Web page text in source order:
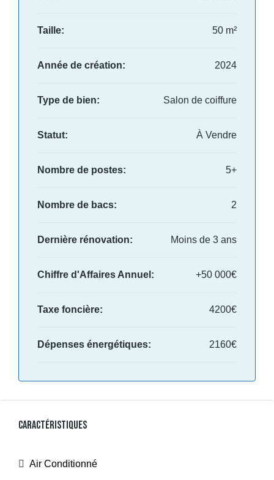
Taille: 50 m²
Année de création: 2024
Type de bien: Salon de coiffure
Statut: À Vendre
Nombre de postes: 5+
Nombre de bacs: 2
Dernière rénovation: Moins de 3 ans
Chiffre d'Affaires Annuel: +50 000€
Taxe foncière: 4200€
Dépenses énergétiques: 2160€
Caractéristiques
Air Conditionné